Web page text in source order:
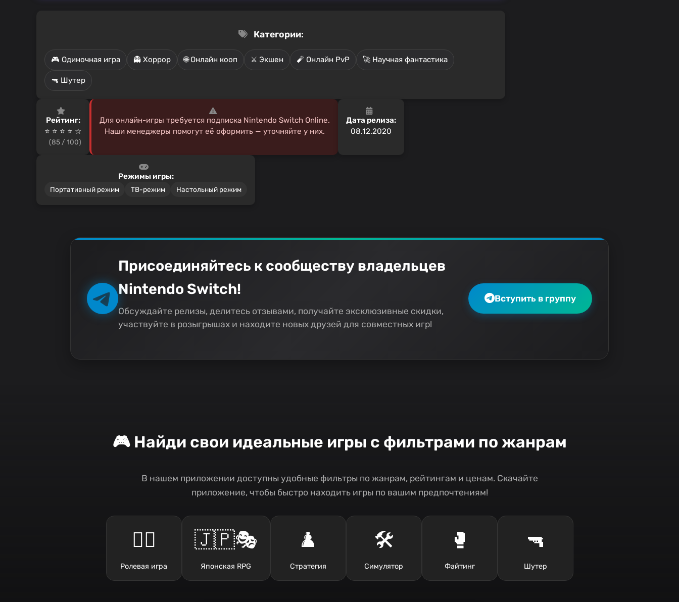
Категории:
🎮 Одиночная игра 👻 Хоррор 🌐 Онлайн кооп ⚔️ Экшен 🧨 Онлайн PvP 🚀 Научная фантастика
🔫 Шутер
Рейтинг:
⭐ ⭐ ⭐ ⭐ ☆
(85 / 100)
Для онлайн-игры требуется подписка Nintendo Switch Online.
Наши менеджеры помогут её оформить — уточняйте у них.
Дата релиза:
08.12.2020
Режимы игры:
Портативный режим ТВ-режим Настольный режим
Присоединяйтесь к сообществу владельцев
Nintendo Switch!
Обсуждайте релизы, делитесь отзывами, получайте эксклюзивные скидки,
участвуйте в розыгрышах и находите новых друзей для совместных игр!
Вступить в группу
🎮 Найди свои идеальные игры с фильтрами по жанрам
В нашем приложении доступны удобные фильтры по жанрам, рейтингам и ценам. Скачайте
приложение, чтобы быстро находить игры по вашим предпочтениям!
🧙‍♂️
Ролевая игра
🇯🇵🎭
Японская RPG
♟️
Стратегия
🛠️
Симулятор
🥊
Файтинг
🔫
Шутер